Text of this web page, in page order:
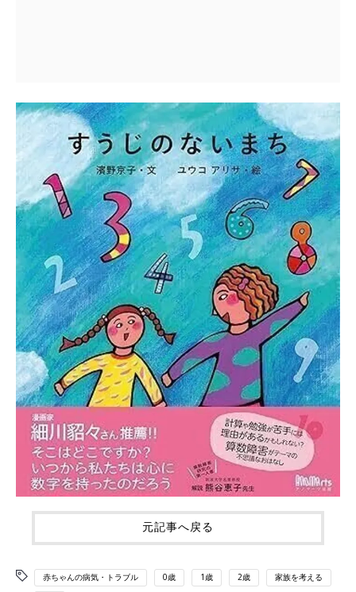
元記事へ戻る
赤ちゃんの病気・トラブル 0歳 1歳 2歳 家族を考える